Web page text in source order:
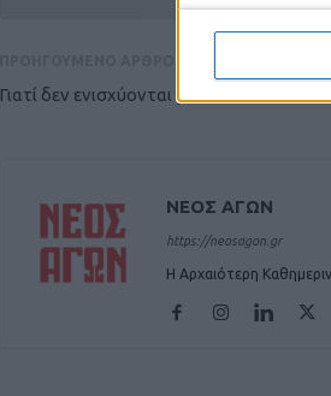
Γιατί δεν ενισχύονται με το ανώτατο
ΝΕΟΣ ΑΓΩΝ
https://neosagon.gr
Η Αρχαιότερη